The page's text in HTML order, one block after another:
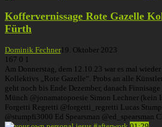
Koffervernissage Rote Gazelle
Fürth
Dominik Fechner19. Oktober 2023
167 0 1
Am Donnerstag, dem 12.10.23 war es mal
Kollektivs „Rote Gazelle“. Probs an alle
geht noch bis Ende Dezember, danach
Münch @jonamatopoesie Simon Lechner (kein
Forgetti Regretti @forgetti_regretti Lucas
@stumpfi3000 Ed Spearsman @ed_spearsman